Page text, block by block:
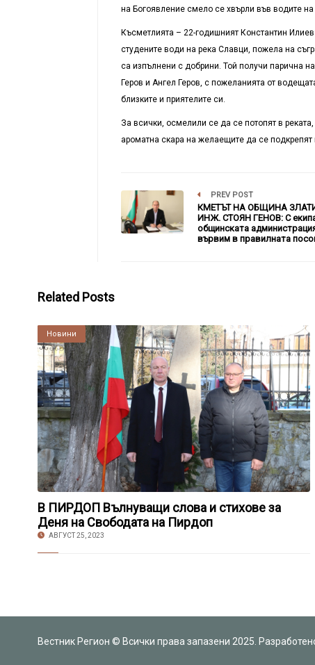
на Богоявление смело се хвърли във водите
Късметлията – 22-годишният Константин
студените води на река Славци, пожела на
са изпълнени с добрини. Той получи парична
Геров и Ангел Геров, с пожеланията от
близките и приятелите си.
За всички, осмелили се да се потопят в
ароматна скара на желаещите да се
PREV POST
КМЕТЪТ НА ОБЩИНА
ИНЖ. СТОЯН ГЕНОВ: С
общинската
вървим в правилната
Related Posts
Култура
Новини
В ПИРДОП Вълнуващи слова и стихове за
Деня на Свободата на Пирдоп
АВГУСТ 25, 2023
Вестник Регион © Всички права запазени 2025.